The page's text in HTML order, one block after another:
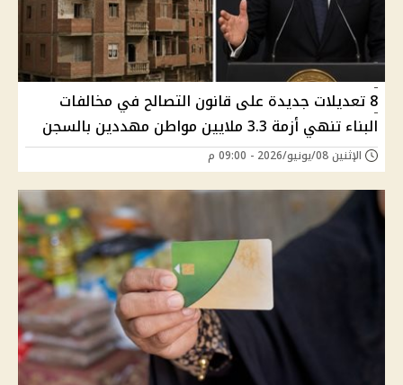
8 تعديلات جديدة على قانون التصالح في مخالفات
البناء تنهي أزمة 3.3 ملايين مواطن مهددين بالسجن
الإثنين 08/يونيو/2026 - 09:00 م